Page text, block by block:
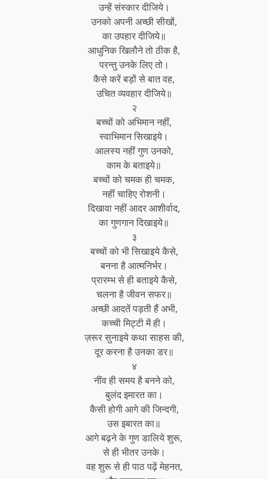
उन्हें संस्कार दीजिये।
उनको अपनी अच्छी सीखों,
का उपहार दीजिये॥
आधुनिक खिलौने तो ठीक है,
परन्तु उनके लिए तो।
कैसे करें बड़ों से बात वह,
उचित व्यवहार दीजिये॥
२
बच्चों को अभिमान नहीं,
स्वाभिमान सिखाइये।
आलस्य नहीं गुण उनको,
काम के बताइये॥
बच्चों को चमक ही चमक,
नहीं चाहिए रोशनी।
दिखावा नहीं आदर आशीर्वाद,
का गुणगान दिखाइये॥
३
बच्चों को भी सिखाइये कैसे,
बनना है आत्मनिर्भर।
प्रारम्भ से ही बताइये कैसे,
चलना है जीवन सफर॥
अच्छी आदतें पड़ती हैं अभी,
कच्ची मिट्टी में ही।
ज़रूर सुनाइये कथा साहस की,
दूर करना है उनका डर॥
४
नींव ही समय है बनने को,
बुलंद इमारत का।
कैसी होगी आगे की जिन्दगी,
उस इबारत का॥
आगे बढ़ने के गुण डालिये शुरू,
से ही भीतर उनके।
वह शुरू से ही पाठ पढ़ें मेहनत,